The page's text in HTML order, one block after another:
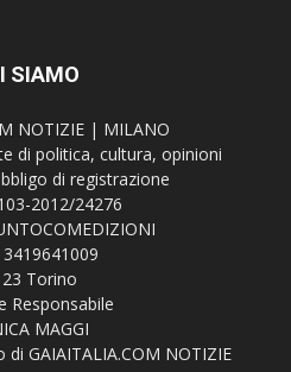
SIAMO
NOTIZIE | MILANO
di politica, cultura, opinioni
di registrazione
2012/24276
Torino
Responsabile
MAGGI
GAIAITALIA.COM NOTIZIE